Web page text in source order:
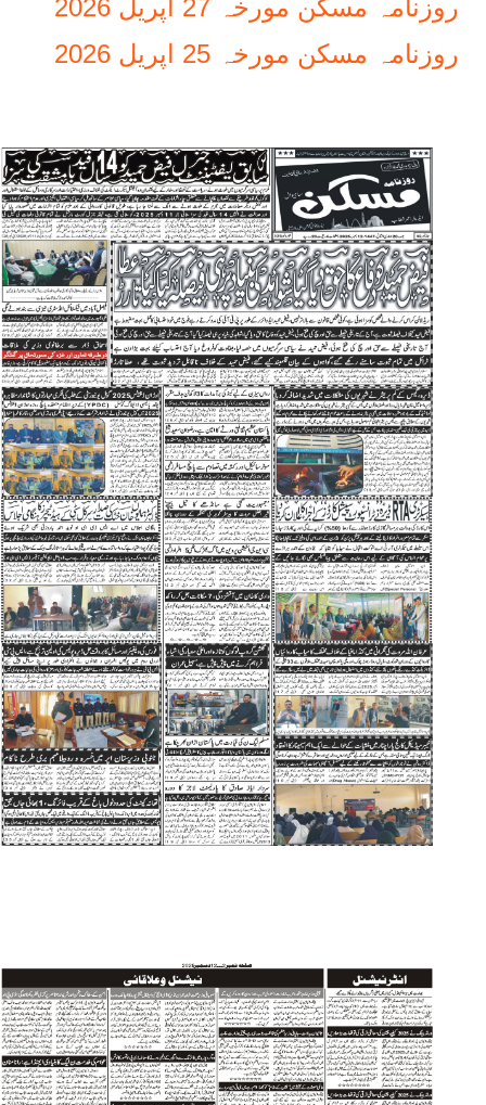
روزنامہ مسکن مورخہ 27 اپریل 2026
روزنامہ مسکن مورخہ 25 اپریل 2026